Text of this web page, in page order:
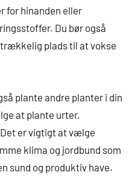
for hinanden eller
Du bør også
plads til at vokse
plante andre planter i din
at plante urter,
er vigtigt at vælge
klima og jordbund som
sund og produktiv have.